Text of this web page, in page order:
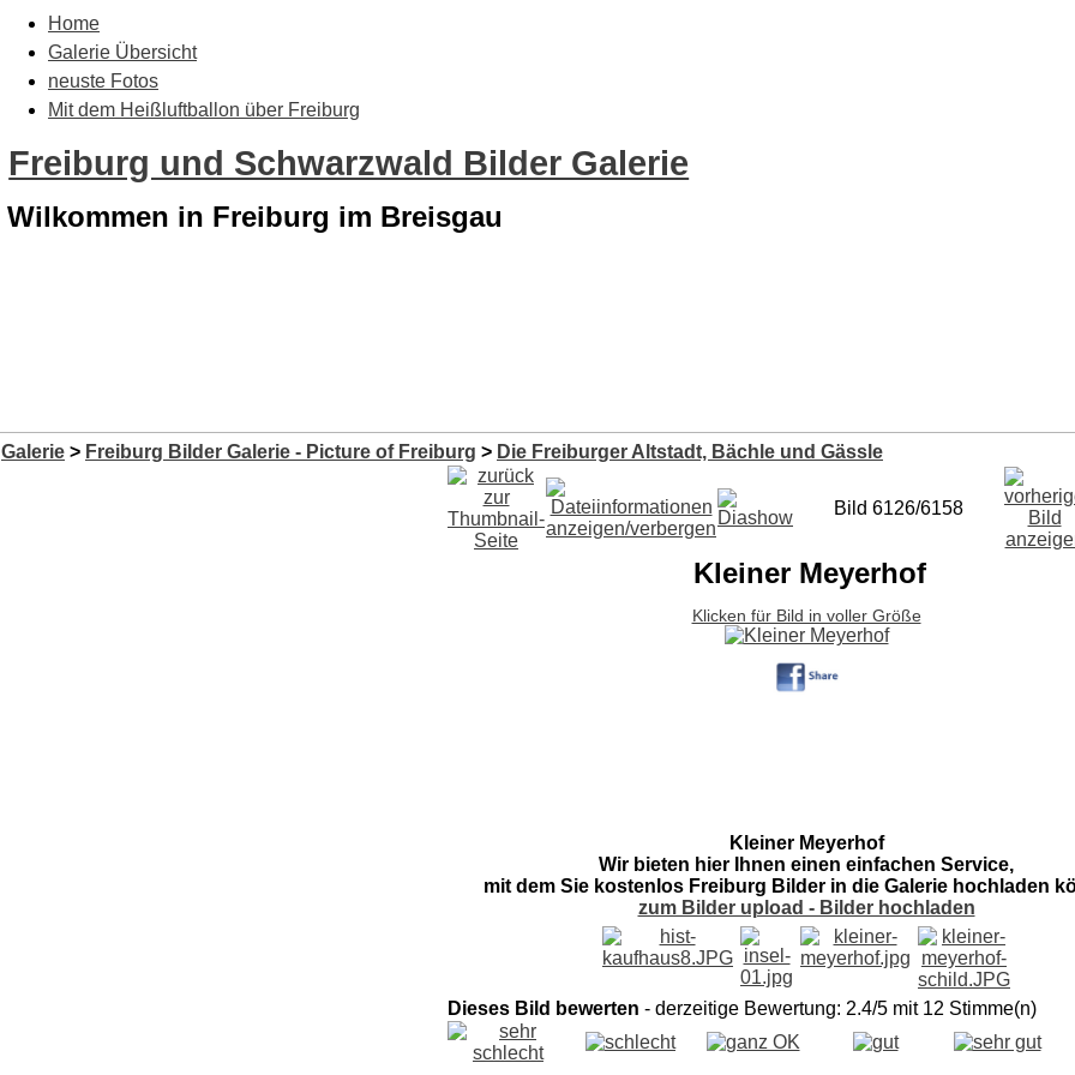
Home
Galerie Übersicht
neuste Fotos
Mit dem Heißluftballon über Freiburg
Freiburg und Schwarzwald Bilder Galerie
Wilkommen in Freiburg im Breisgau
Galerie > Freiburg Bilder Galerie - Picture of Freiburg > Die Freiburger Altstadt, Bächle und Gässle
Bild 6126/6158
Kleiner Meyerhof
Klicken für Bild in voller Größe
Kleiner Meyerhof
Wir bieten hier Ihnen einen einfachen Service,
mit dem Sie kostenlos Freiburg Bilder in die Galerie hochladen
zum Bilder upload - Bilder hochladen
Dieses Bild bewerten - derzeitige Bewertung: 2.4/5 mit 12 Stimme(n)